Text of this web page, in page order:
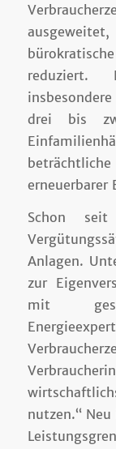
reduziert.
drei bis
erneuerbarer
Schon
Anlagen.
zur
mit
nutzen.“